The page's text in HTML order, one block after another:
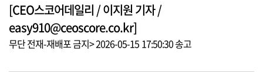
[CEO스코어데일리 / 이지원 기자 /
easy910@ceoscore.co.kr]
무단 전재-재배포 금지> 2026-05-15 17:50:30 송고